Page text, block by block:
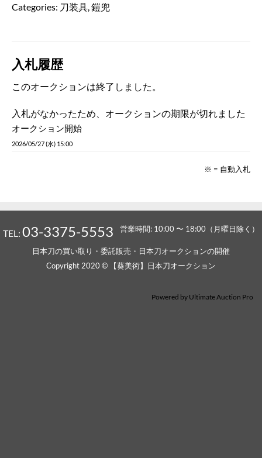
Categories: 刀装具 鎧兜
入札履歴
このオークションは終了しました。
入札がなかったため、オークションの期限が切れました
オークション開始
2026/05/27 (水) 15:00
※ = 自動入札
TEL:03-3375-5553 営業時間: 10:00 〜 18:00（月曜日除く）
日本刀の買い取り・委託販売・日本刀オークションの開催
Copyright 2020 © 【葵美術】日本刀オークション
Powered by Ultimate Auction Pro